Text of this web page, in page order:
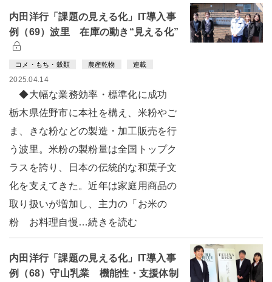
内田洋行「課題の見える化」IT導入事
例（69）波里 在庫の動き“見える化”
コメ・もち・穀類 農産乾物 連載
2025.04.14
◆大幅な業務効率・標準化に成功
栃木県佐野市に本社を構え、米粉やご
ま、きな粉などの製造・加工販売を行
う波里。米粉の製粉量は全国トップク
ラスを誇り、日本の伝統的な和菓子文
化を支えてきた。近年は家庭用商品の
取り扱いが増加し、主力の「お米の
粉 お料理自慢…続きを読む
内田洋行「課題の見える化」IT導入事
例（68）守山乳業 機能性・支援体制